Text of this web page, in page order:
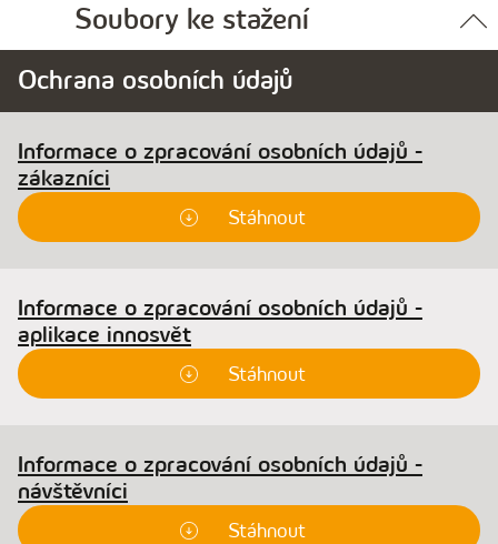
Soubory ke stažení
Ochrana osobních údajů
Informace o zpracování osobních údajů -
zákazníci
Stáhnout
Informace o zpracování osobních údajů -
aplikace innosvět
Stáhnout
Informace o zpracování osobních údajů -
návštěvníci
Stáhnout